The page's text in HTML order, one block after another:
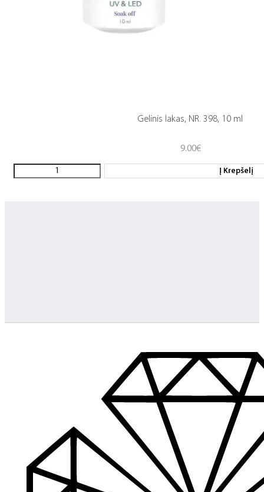
Gelinis lakas, NR. 398, 10 ml
9.00€
Į Krepšelį